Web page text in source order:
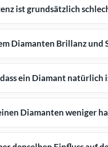
ist grundsätzlich
Diamanten Brillanz und
ein Diamant natürlich
Diamanten weniger